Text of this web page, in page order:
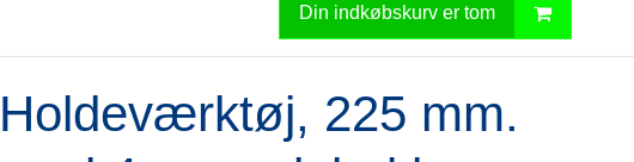
Din indkøbskurv er tom
Holdeværktøj, 225 mm.